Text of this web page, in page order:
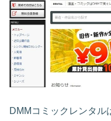
DMMコミックレンタル